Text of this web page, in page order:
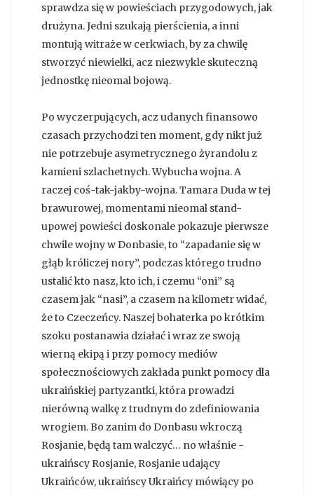
sprawdza się w powieściach przygodowych, jak
drużyna. Jedni szukają pierścienia, a inni
montują witraże w cerkwiach, by za chwilę
stworzyć niewielki, acz niezwykle skuteczną
jednostkę nieomal bojową.
Po wyczerpujących, acz udanych finansowo
czasach przychodzi ten moment, gdy nikt już
nie potrzebuje asymetrycznego żyrandolu z
kamieni szlachetnych. Wybucha wojna. A
raczej coś-tak-jakby-wojna. Tamara Duda w tej
brawurowej, momentami nieomal stand-
upowej powieści doskonale pokazuje pierwsze
chwile wojny w Donbasie, to “zapadanie się w
głąb króliczej nory”, podczas którego trudno
ustalić kto nasz, kto ich, i czemu “oni” są
czasem jak “nasi”, a czasem na kilometr widać,
że to Czeczeńcy. Naszej bohaterka po krótkim
szoku postanawia działać i wraz ze swoją
wierną ekipą i przy pomocy mediów
społecznościowych zakłada punkt pomocy dla
ukraińskiej partyzantki, która prowadzi
nierówną walkę z trudnym do zdefiniowania
wrogiem. Bo zanim do Donbasu wkroczą
Rosjanie, będą tam walczyć… no właśnie -
ukraińscy Rosjanie, Rosjanie udający
Ukraińców, ukraińscy Ukraińcy mówiący po